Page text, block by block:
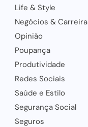
Life & Style
Negócios & Carreira
Opinião
Poupança
Produtividade
Redes Sociais
Saúde e Estilo
Segurança Social
Seguros